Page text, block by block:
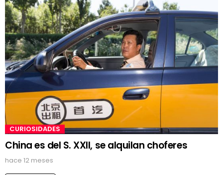
CURIOSIDADES
China es del S. XXII, se alquilan choferes
hace 12 meses